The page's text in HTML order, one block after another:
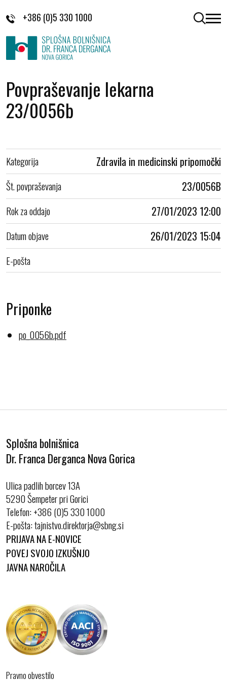
+386 (0)5 330 1000 odpri
Povpraševanje lekarna
23/0056b
Kategorija Zdravila in medicinski pripomočki
Št. povpraševanja 23/0056B
Rok za oddajo 27/01/2023 12:00
Datum objave 26/01/2023 15:04
E-pošta
Priponke
po_0056b.pdf
Splošna bolnišnica
Dr. Franca Derganca Nova Gorica
Ulica padlih borcev 13A
5290 Šempeter pri Gorici
Telefon:+386 (0)5 330 1000
E-pošta:
PRIJAVA NA E-NOVICE
POVEJ SVOJO IZKUŠNJO
JAVNA NAROČILA
Pravno obvestilo